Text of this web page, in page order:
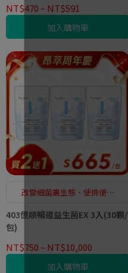
NT$470 ~ NT$591
加入購物車
改變細菌叢生態、使排便順
403億順暢道益生菌EX 3入(30顆/
包)
NT$750 ~ NT$10,000
加入購物車